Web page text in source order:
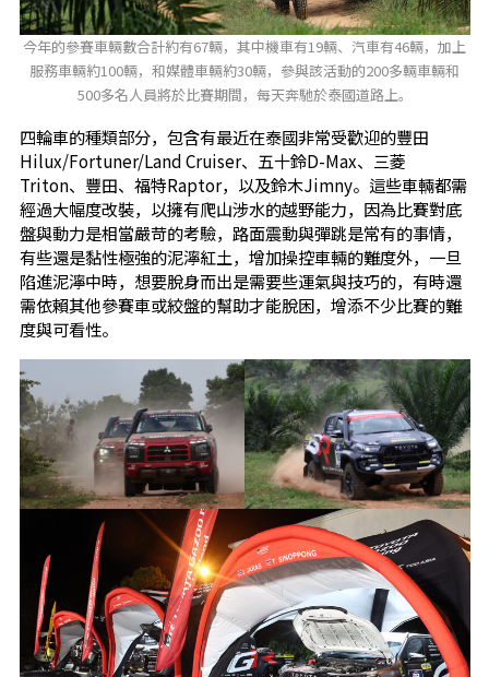
今年的參賽車輛數合計約有67輛，其中機車有19輛、汽車有46輛，加上
服務車輛約100輛，和媒體車輛約30輛，參與該活動的200多輛車輛和
500多名人員將於比賽期間，每天奔馳於泰國道路上。
四輪車的種類部分，包含有最近在泰國非常受歡迎的豐田
Hilux/Fortuner/Land Cruiser、五十鈴D-Max、三菱
Triton、豐田、福特Raptor，以及鈴木Jimny。這些車輛都需
經過大幅度改裝，以擁有爬山涉水的越野能力，因為比賽對底
盤與動力是相當嚴苛的考驗，路面震動與彈跳是常有的事情，
有些還是黏性極強的泥濘紅土，增加操控車輛的難度外，一旦
陷進泥濘中時，想要脫身而出是需要些運氣與技巧的，有時還
需依賴其他參賽車或絞盤的幫助才能脫困，增添不少比賽的難
度與可看性。